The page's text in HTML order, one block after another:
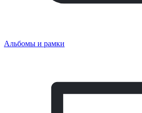
Альбомы и рамки